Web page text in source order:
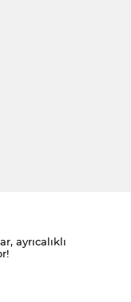
ayrıcalıklı